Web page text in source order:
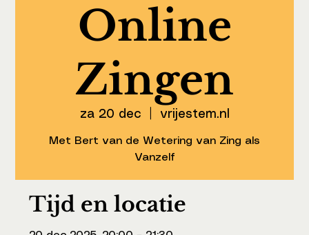
Online
Zingen
za 20 dec vrijestem.nl
Met Bert van de Wetering van Zing als
Vanzelf
Tijd en locatie